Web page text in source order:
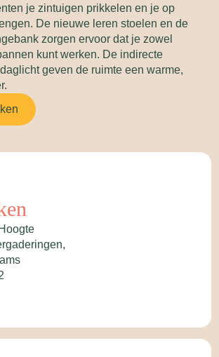
je zintuigen prikkelen en je op
De nieuwe leren stoelen en de
zorgen ervoor dat je zowel
kunt werken. De indirecte
geven de ruimte een warme,